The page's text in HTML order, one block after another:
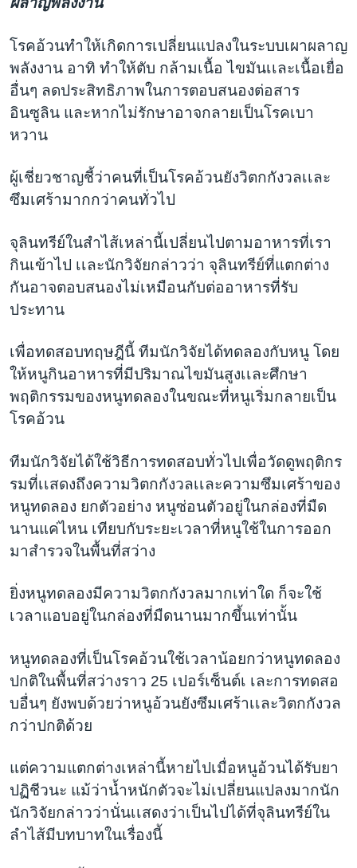
โรคอ้วนทำให้เกิดการเปลี่ยนแปลงในระบบเผาผลาญ
พลังงาน อาทิ ทำให้ตับ กล้ามเนื้อ ไขมันเเละเนื้อเยื่อ
อื่นๆ ลดประสิทธิภาพในการตอบสนองต่อสาร
อินซูลิน และหากไม่รักษาอาจกลายเป็นโรคเบา
หวาน
ผู้เชี่ยวชาญชี้ว่าคนที่เป็นโรคอ้วนยังวิตกกังวลเเละ
ซึมเศร้ามากกว่าคนทั่วไป
จุลินทรีย์ในสำไส้เหล่านี้เปลี่ยนไปตามอาหารที่เรา
กินเข้าไป เเละนักวิจัยกล่าวว่า จุลินทรีย์ที่แตกต่าง
กันอาจตอบสนองไม่เหมือนกับต่ออาหารที่รับ
ประทาน
เพื่อทดสอบทฤษฎีนี้ ทีมนักวิจัยได้ทดลองกับหนู โดย
ให้หนูกินอาหารที่มีปริมาณไขมันสูงเเละศึกษา
พฤติกรรมของหนูทดลองในขณะที่หนูเริ่มกลายเป็น
โรคอ้วน
ทีมนักวิจัยได้ใช้วิธีการทดสอบทั่วไปเพื่อวัดดูพฤติกร
รมที่เเสดงถึงความวิตกกังวลเเละความซึมเศร้าของ
หนูทดลอง ยกตัวอย่าง หนูซ่อนตัวอยู่ในกล่องที่มืด
นานแค่ไหน เทียบกับระยะเวลาที่หนูใช้ในการออก
มาสำรวจในพื้นที่สว่าง
ยิ่งหนูทดลองมีความวิตกกังวลมากเท่าใด ก็จะใช้
เวลาแอบอยู่ในกล่องที่มืดนานมากขึ้นเท่านั้น
หนูทดลองที่เป็นโรคอ้วนใช้เวลาน้อยกว่าหนูทดลอง
ปกติในพื้นที่สว่างราว 25 เปอร์เซ็นต์เ เละการทดสอ
บอื่นๆ ยังพบด้วยว่าหนูอ้วนยังซึมเศร้าเเละวิตกกังวล
กว่าปกติด้วย
แต่ความแตกต่างเหล่านี้หายไปเมื่อหนูอ้วนได้รับยา
ปฏิชีวนะ แม้ว่าน้ำหนักตัวจะไม่เปลี่ยนแปลงมากนัก
นักวิจัยกล่าวว่านั่นเเสดงว่าเป็นไปได้ที่จุลินทรีย์ใน
ลำไส้มีบทบาทในเรื่องนี้